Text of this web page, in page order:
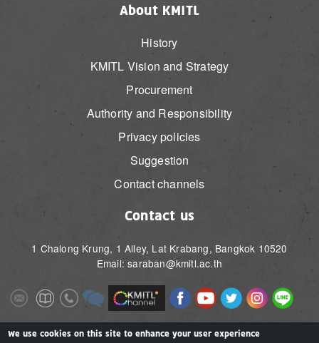
About KMITL
History
KMITL Vision and Strategy
Procurement
Authority and Responsibility
Privacy policies
Suggestion
Contact channels
Contact us
1 Chalong Krung, 1 Alley, Lat Krabang, Bangkok 10520
Email: saraban@kmitl.ac.th
ImageImageImageImage Image ImageImageImageImageImage
Image Image
We use cookies on this site to enhance your user experience